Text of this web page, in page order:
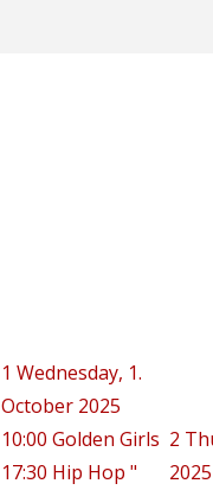
1 Wednesday, 1.
October 2025
10:00 Golden Girls
17:30 Hip Hop "
2
2025